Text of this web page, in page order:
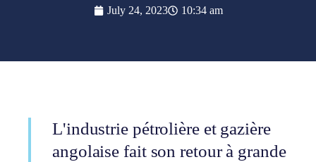
July 24, 2023 10:34 am
L'industrie pétrolière et gazière
angolaise fait son retour à grande